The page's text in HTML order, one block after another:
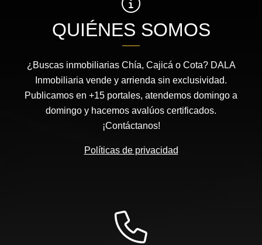
QUIÉNES SOMOS
¿Buscas inmobiliarias Chía, Cajicá o Cota? DALA
Inmobiliaria vende y arrienda sin exclusividad.
Publicamos en +15 portales, atendemos domingo a
domingo y hacemos avalúos certificados.
¡Contáctanos!
Políticas de privacidad